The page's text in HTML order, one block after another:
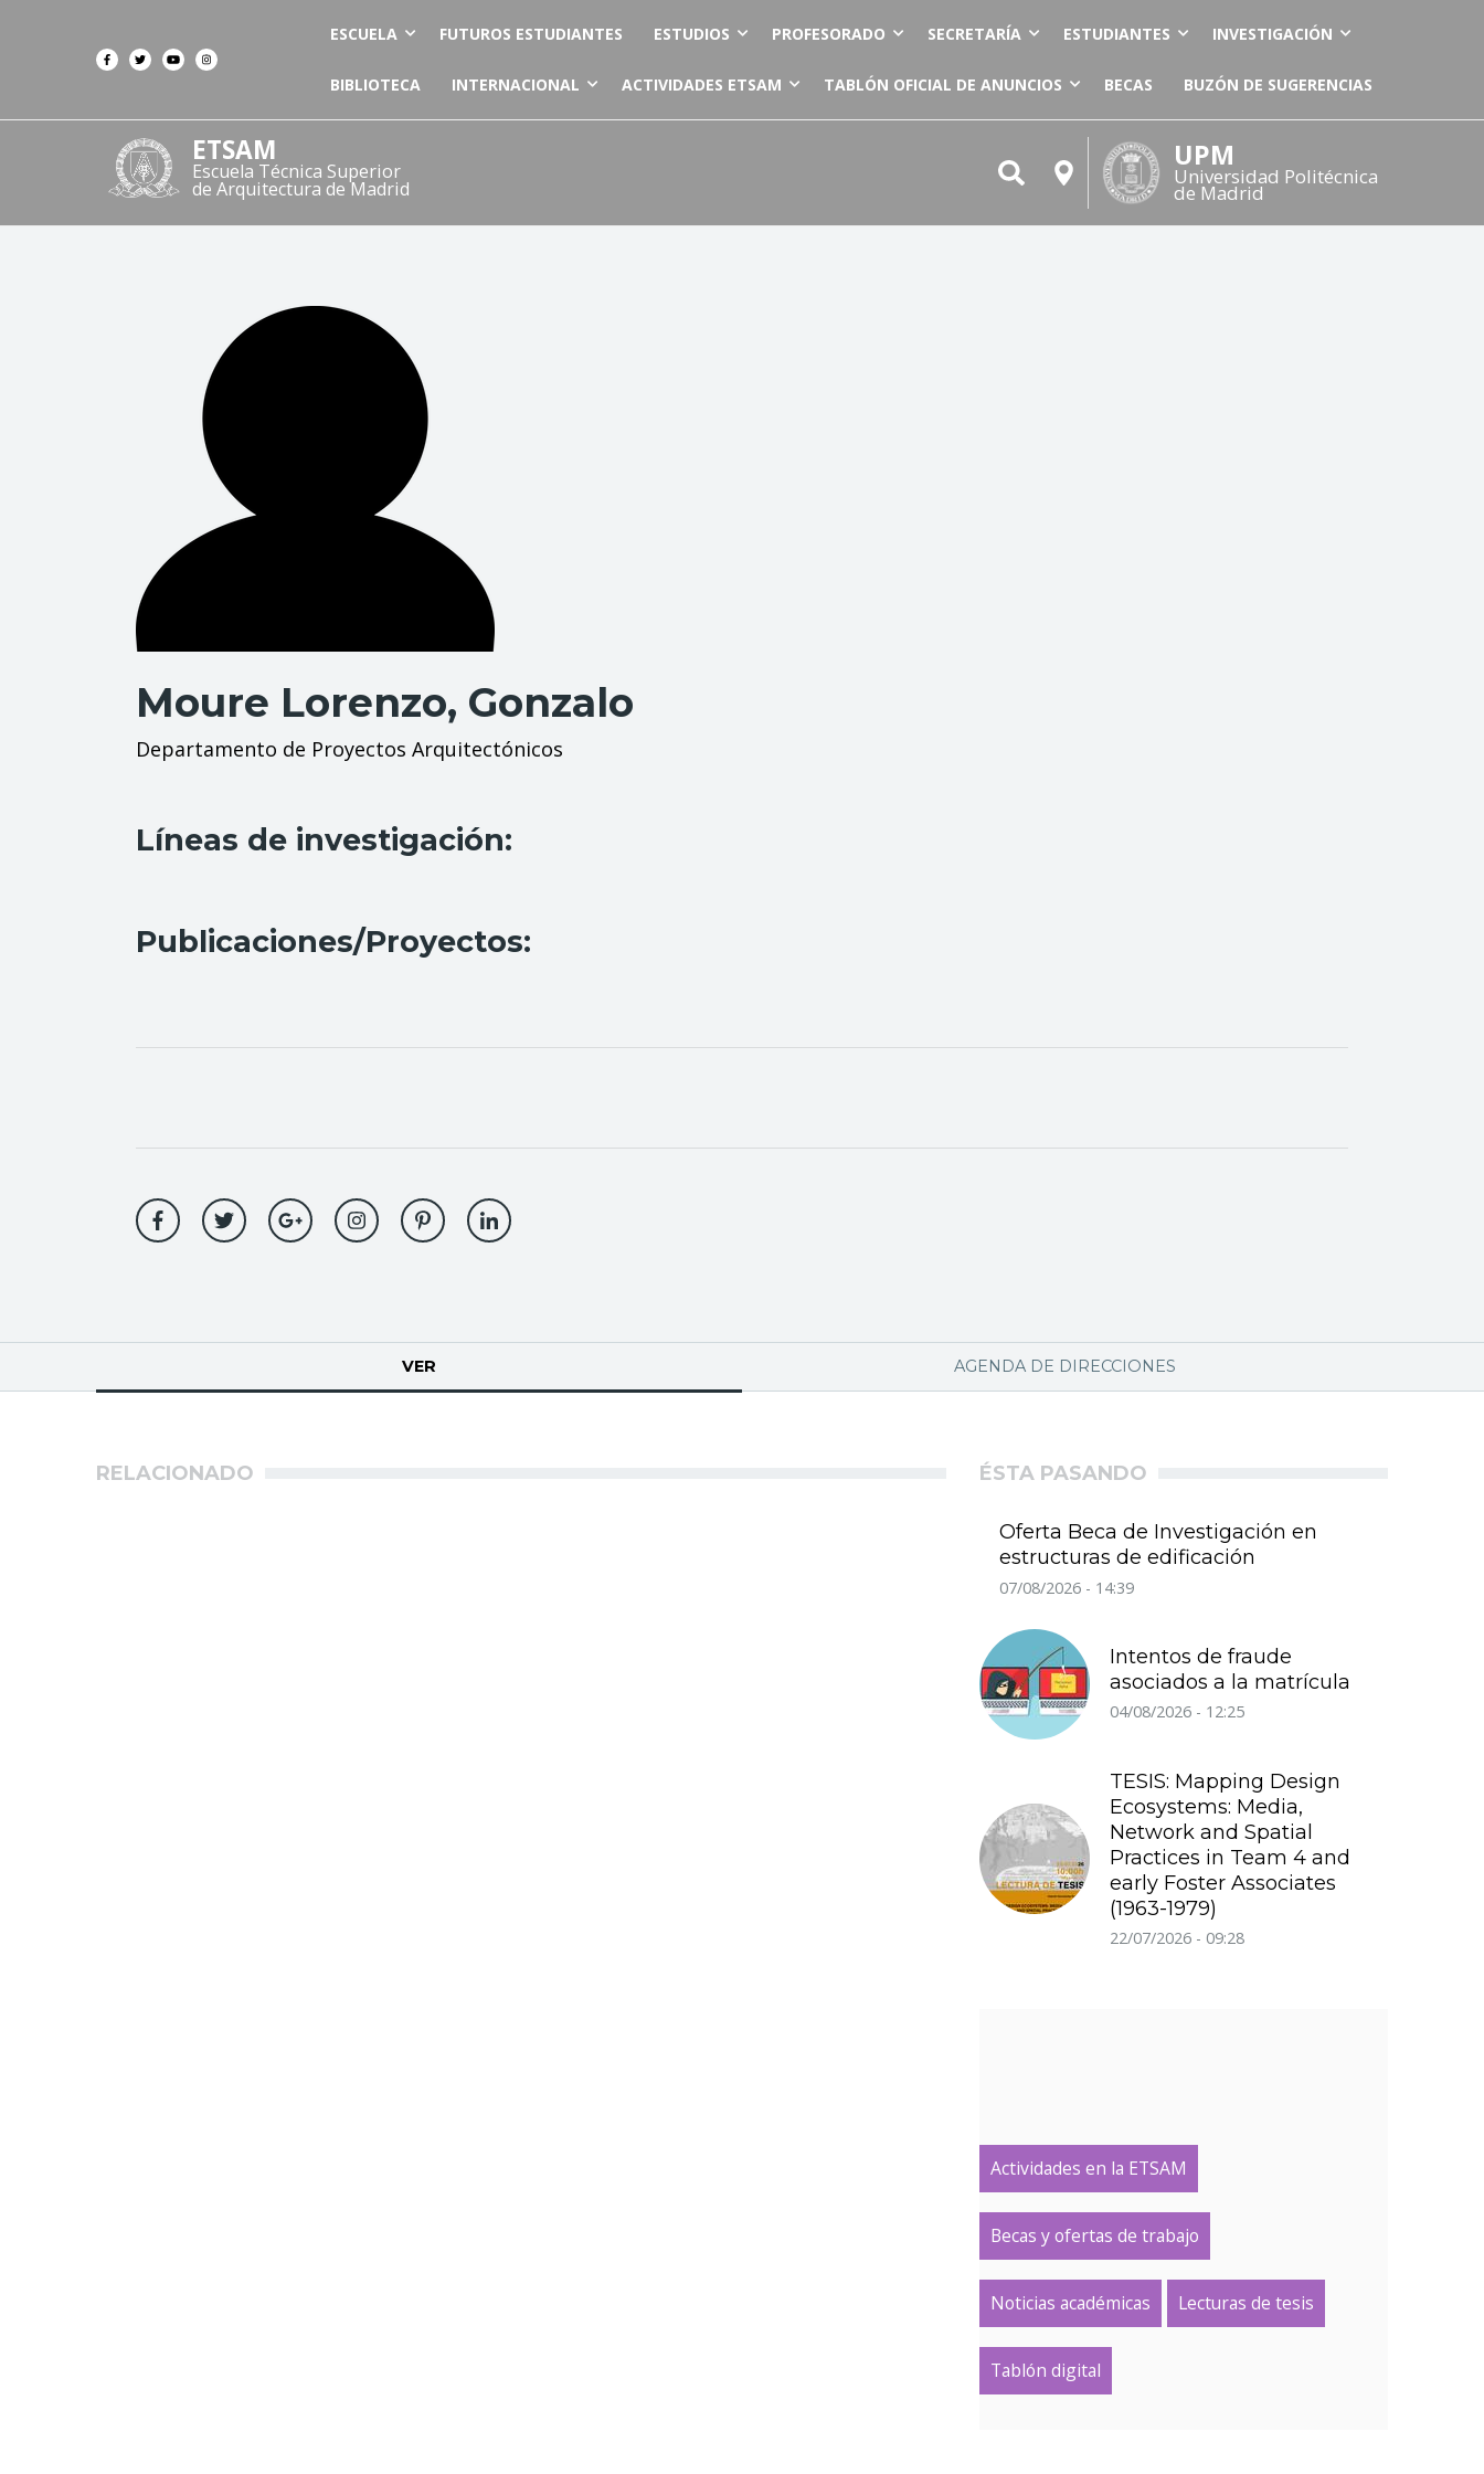
ESCUELA FUTUROS ESTUDIANTES ESTUDIOS PROFESORADO SECRETARÍA ESTUDIANTES INVESTIGACIÓN
BIBLIOTECA INTERNACIONAL ACTIVIDADES ETSAM TABLÓN OFICIAL DE ANUNCIOS BECAS BUZÓN DE SUGERENCIAS
ETSAM
Escuela Técnica Superior
de Arquitectura de Madrid
UPM
Universidad Politécnica
de Madrid
Moure Lorenzo, Gonzalo
Departamento de Proyectos Arquitectónicos
Líneas de investigación:
Publicaciones/Proyectos:
principales
VER AGENDA DE DIRECCIONES
RELACIONADO ÉSTA PASANDO
Oferta Beca de Investigación en
estructuras de edificación
07/08/2026 - 14:39
Intentos de fraude
asociados a la matrícula
04/08/2026 - 12:25
TESIS: Mapping Design
Ecosystems: Media,
Network and Spatial
Practices in Team 4 and
early Foster Associates
(1963-1979)
22/07/2026 - 09:28
Actividades en la ETSAM
Becas y ofertas de trabajo
Noticias académicas Lecturas de tesis
Tablón digital